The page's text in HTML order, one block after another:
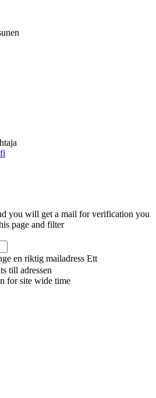
you will get a mail for verification you
page and filter
en riktig mailadress Ett
till adressen
for site wide time